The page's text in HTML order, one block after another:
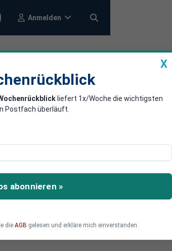
Anmelden
Pässen
X
liefert 1x/Woche die wichtigsten
Postfach überläuft.
abonnieren »
die AGB gelesen und erkläre mich einverstanden.